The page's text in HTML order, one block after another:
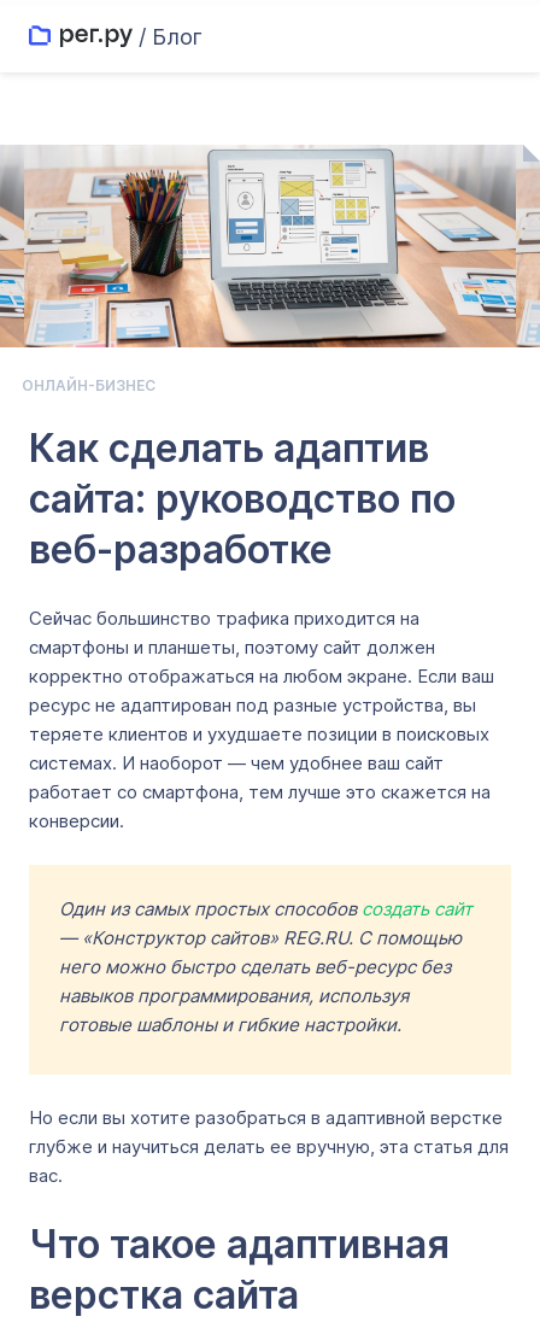
/ Блог
ОНЛАЙН-БИЗНЕС
Как сделать адаптив
сайта: руководство по
веб-разработке
Сейчас большинство трафика приходится на
смартфоны и планшеты, поэтому сайт должен
корректно отображаться на любом экране. Если ваш
ресурс не адаптирован под разные устройства, вы
теряете клиентов и ухудшаете позиции в поисковых
системах. И наоборот — чем удобнее ваш сайт
работает со смартфона, тем лучше это скажется на
конверсии.
Один из самых простых способов создать сайт
— «Конструктор сайтов» REG.RU. С помощью
него можно быстро сделать веб-ресурс без
навыков программирования, используя
готовые шаблоны и гибкие настройки.
Но если вы хотите разобраться в адаптивной верстке
глубже и научиться делать ее вручную, эта статья для
вас.
Что такое адаптивная
верстка сайта